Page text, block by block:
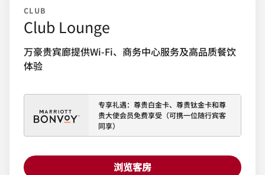
CLUB
Club Lounge
万豪贵宾廊提供Wi-Fi、商务中心服务及高品质餐饮
体验
专享礼遇：尊贵白金卡、尊贵钛金卡和尊
贵大使会员免费享受（可携一位随行宾客
同享）
浏览客房